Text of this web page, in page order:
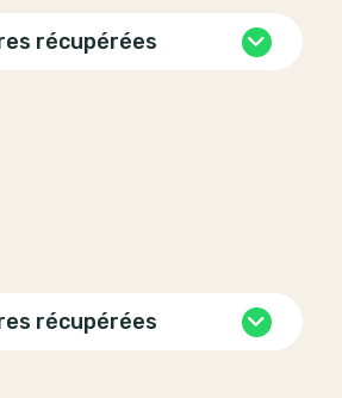
récupérées
récupérées